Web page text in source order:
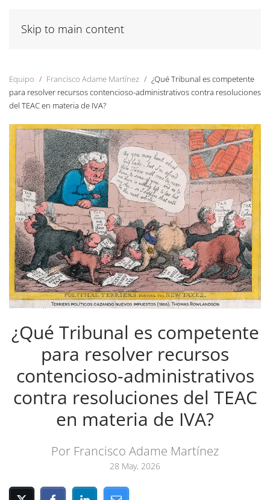
Skip to main content
Equipo Francisco Adame Martínez
¿Qué Tribunal es competente
para resolver recursos contencioso-administrativos contra resoluciones
del TEAC en materia de IVA?
¿Qué Tribunal es competente
para resolver recursos
contencioso-administrativos
contra resoluciones del TEAC
en materia de IVA?
Por Francisco Adame Martínez
28 May, 2026